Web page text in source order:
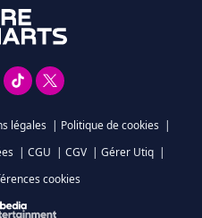
légales | Politique de cookies |
| CGU | CGV | Gérer Utiq |
cookies